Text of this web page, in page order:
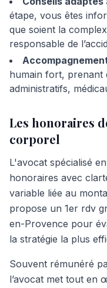
étape, vous êtes
que soient la
responsable de
humain fort, prenant
administratifs,
Les honoraires
corporel
L'avocat spécialisé
honoraires avec
variable liée au
propose un 1er rdv
en-Provence pour
la stratégie la plus
Souvent rémunéré
l’avocat met tout en